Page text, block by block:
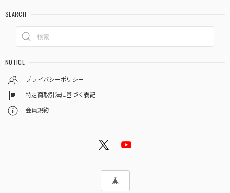
SEARCH
NOTICE
プライバシーポリシー
特定商取引法に基づく表記
会員規約